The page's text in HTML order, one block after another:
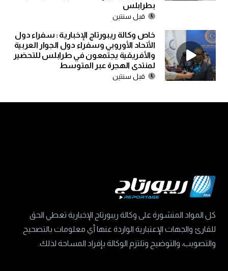
بطرابلس
قبل سنتين
خاص وكالة ريبورتاج الإخبارية : سفراء دول
الأتحاد الأوروبي وسفراء دول الجوار العربية
والأفريقية يجتمعون في طرابلس للتحضير
لمنتدى الهجرة عبر المتوسط
قبل سنتين
كل المواد المنشورة على وكالة ريبورتاج الإخبارية تعطي الحق
للقارئ والجهات الإعتبارية الواردة عنها أي معلومات بالتصحيح
والتصويب، والتوضيح وتلتزم الوكالة بإفراد المساحة لذلك.